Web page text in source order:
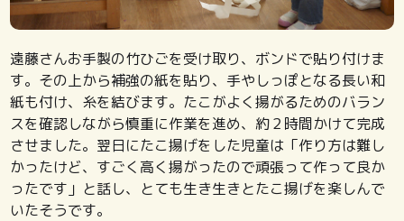
遠藤さんお手製の竹ひごを受け取り、ボンドで貼り付けま
す。その上から補強の紙を貼り、手やしっぽとなる長い和
紙も付け、糸を結びます。たこがよく揚がるためのバラン
スを確認しながら慎重に作業を進め、約２時間かけて完成
させました。翌日にたこ揚げをした児童は「作り方は難し
かったけど、すごく高く揚がったので頑張って作って良か
ったです」と話し、とても生き生きとたこ揚げを楽しんで
いたそうです。